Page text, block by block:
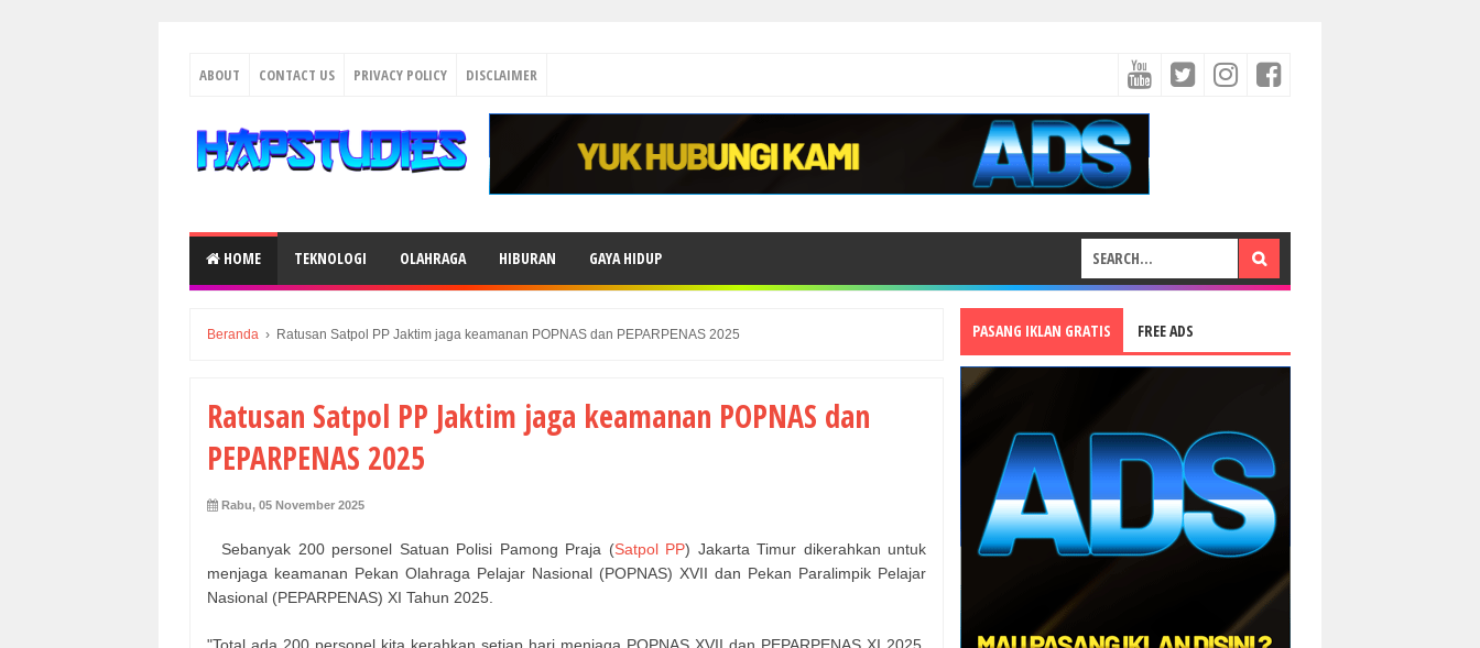
ABOUT CONTACT US PRIVACY POLICY DISCLAIMER
HOME TEKNOLOGI OLAHRAGA HIBURAN GAYA HIDUP
Beranda › Ratusan Satpol PP Jaktim jaga keamanan POPNAS dan PEPARPENAS 2025
Ratusan Satpol PP Jaktim jaga keamanan POPNAS dan
PEPARPENAS 2025
Rabu, 05 November 2025
Sebanyak 200 personel Satuan Polisi Pamong Praja (Satpol PP) Jakarta Timur dikerahkan untuk
menjaga keamanan Pekan Olahraga Pelajar Nasional (POPNAS) XVII dan Pekan Paralimpik Pelajar
Nasional (PEPARPENAS) XI Tahun 2025.
"Total ada 200 personel kita kerahkan setiap hari menjaga POPNAS XVII dan PEPARPENAS XI 2025.
PASANG IKLAN GRATIS FREE ADS